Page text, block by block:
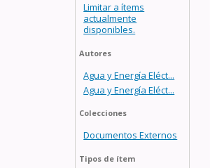
Limitar a ítems
actualmente
disponibles.
Autores
Agua y Energía Eléct...
Agua y Energía Eléct...
Colecciones
Documentos Externos
Tipos de ítem